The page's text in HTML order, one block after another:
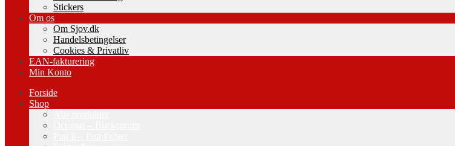
Stickers
Om os
Om Sjov.dk
Handelsbetingelser
Cookies & Privatliv
EAN-fakturering
Min Konto
Forside
Shop